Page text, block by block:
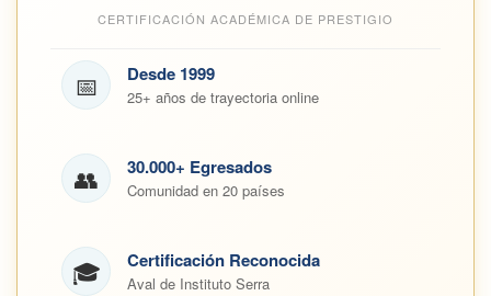
CERTIFICACIÓN ACADÉMICA DE PRESTIGIO
📅 Desde 1999
25+ años de trayectoria online
👥 30.000+ Egresados
Comunidad en 20 países
🎓 Certificación Reconocida
Aval de Instituto Serra